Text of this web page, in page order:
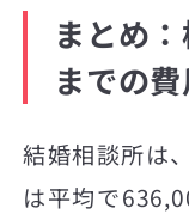
まとめ
までの費
結婚相談所は
は平均で